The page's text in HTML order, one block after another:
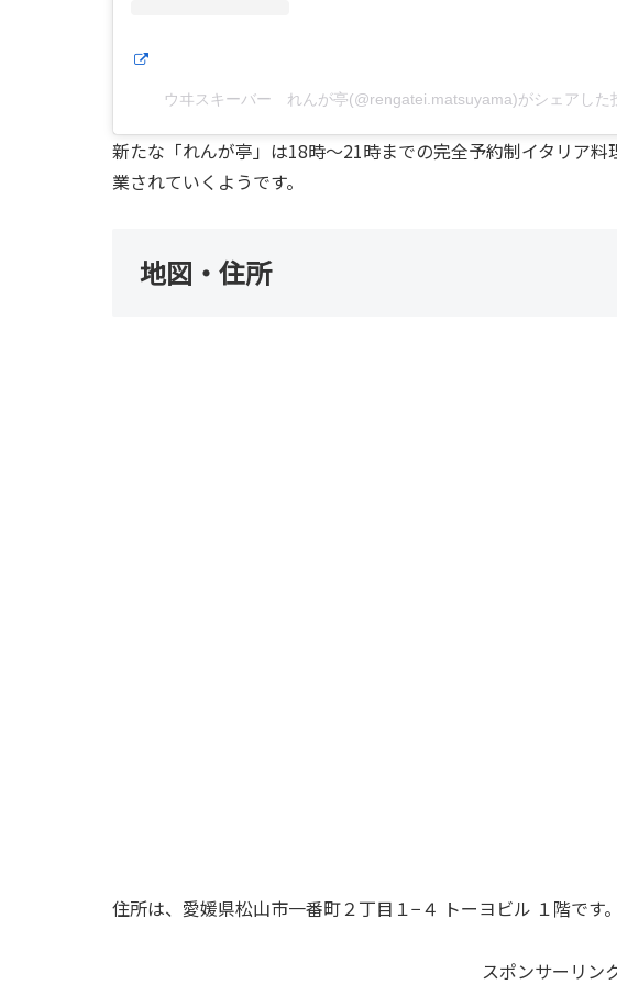
ウヰスキーバー れんが亭(@rengatei.matsuyama)がシェアした
新たな「れんが亭」は18時～21時までの完全予約制イタリア
業されていくようです。
地図・住所
住所は、愛媛県松山市一番町２丁目１−４ トーヨビル １階です。
スポンサーリン